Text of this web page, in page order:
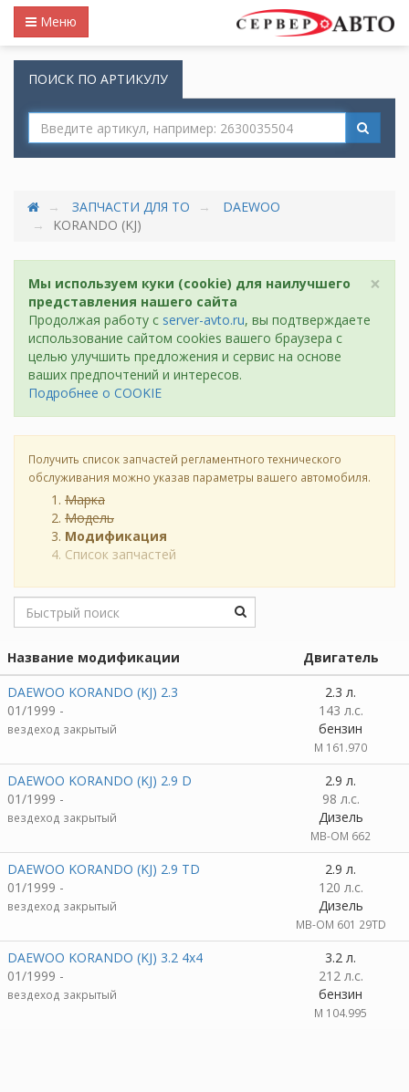
Меню
ПОИСК ПО АРТИКУЛУ
ЗАПЧАСТИ ДЛЯ ТО
DAEWOO
KORANDO (KJ)
×
Мы используем куки (cookie) для наилучшего
представления нашего сайта
Продолжая работу с server-avto.ru, вы подтверждаете
использование сайтом cookies вашего браузера с
целью улучшить предложения и сервис на основе
ваших предпочтений и интересов.
Подробнее о COOKIE
Получить список запчастей регламентного технического
обслуживания можно указав параметры вашего автомобиля.
Марка
Модель
Модификация
Список запчастей
Название модификации
Двигатель
DAEWOO KORANDO (KJ) 2.3
01/1999 -
вездеход закрытый
2.3 л.
143 л.с.
бензин
M 161.970
DAEWOO KORANDO (KJ) 2.9 D
01/1999 -
вездеход закрытый
2.9 л.
98 л.с.
Дизель
MB-OM 662
DAEWOO KORANDO (KJ) 2.9 TD
01/1999 -
вездеход закрытый
2.9 л.
120 л.с.
Дизель
MB-OM 601 29TD
DAEWOO KORANDO (KJ) 3.2 4x4
01/1999 -
вездеход закрытый
3.2 л.
212 л.с.
бензин
M 104.995